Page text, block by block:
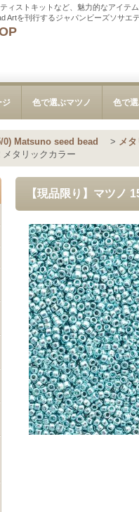
ィストキットなど、魅力的なアイテム
Artを刊行するジャパンビーズソサエ
ジ 色で選ぶマツノ 色で
0) Matsuno seed bead > メ
メタリックカラー
【現品限り】マツノ